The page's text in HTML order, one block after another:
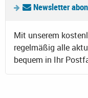
Newsletter
Mit unserem
regelmäßig alle
bequem in Ihr